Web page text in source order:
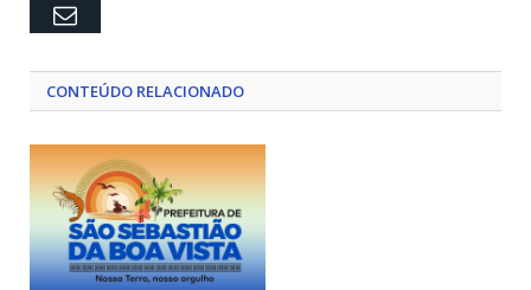
Email
CONTEÚDO RELACIONADO